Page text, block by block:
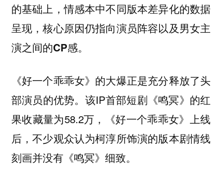
的基础上，情感本中不同版本差异化的数据
呈现，核心原因仍指向演员阵容以及男女主
演之间的CP感。
《好一个乖乖女》的大爆正是充分释放了头
部演员的优势。该IP首部短剧《鸣冥》的红
果收藏量为58.2万，《好一个乖乖女》上线
后，不少观众认为柯淳所饰演的版本剧情线
刻画并没有《鸣冥》细致。